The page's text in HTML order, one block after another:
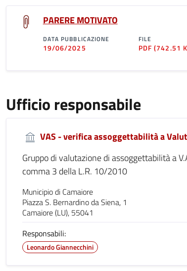
PARERE MOTIVATO
DATA PUBBLICAZIONE
19/06/2025
FILE
PDF(742.51
Ufficio responsabile
VAS - verifica assoggettabilità a
Gruppo di valutazione di assoggettabilità a
comma 3 della L.R. 10/2010
Municipio di Camaiore
Piazza S. Bernardino da Siena, 1
Camaiore (LU), 55041
Responsabili:
Leonardo Giannecchini